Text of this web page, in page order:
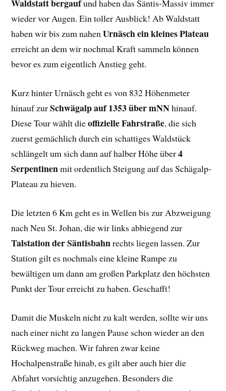
Waldstatt bergaufund haben das Säntis-Massiv immer
wieder vor Augen. Ein toller Ausblick! Ab Waldstatt
haben wir bis zum nahenUrnäsch ein kleines Plateau
erreicht an dem wir nochmal Kraft sammeln können
bevor es zum eigentlich Anstieg geht.
Kurz hinter Urnäsch geht es von 832 Höhenmeter
hinauf zurSchwägalp auf 1353 über mNNhinauf.
Diese Tour wählt dieoffizielle Fahrstraße, die sich
zuerst gemächlich durch ein schattiges Waldstück
schlängelt um sich dann auf halber Höhe über4
Serpentinenmit ordentlich Steigung auf das Schägalp-
Plateau zu hieven.
Die letzten 6 Km geht es in Wellen bis zur Abzweigung
nach Neu St. Johan, die wir links abbiegend zur
Talstation der Säntisbahnrechts liegen lassen. Zur
Station gilt es nochmals eine kleine Rampe zu
bewältigen um dann am großen Parkplatz den höchsten
Punkt der Tour erreicht zu haben. Geschafft!
Damit die Muskeln nicht zu kalt werden, sollte wir uns
nach einer nicht zu langen Pause schon wieder an den
Rückweg machen. Wir fahren zwar keine
Hochalpenstraße hinab, es gilt aber auch hier die
Abfahrt vorsichtig anzugehen. Besonders die